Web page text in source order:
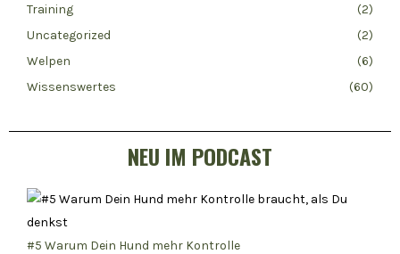
Training
(2)
Uncategorized
(2)
Welpen
(6)
Wissenswertes
(60)
NEU IM PODCAST
#5 Warum Dein Hund mehr Kontrolle